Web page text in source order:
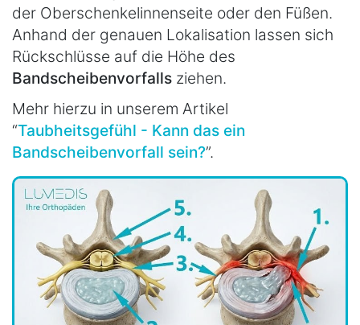
der Oberschenkelinnenseite oder den Füßen.
Anhand der genauen Lokalisation lassen sich
Rückschlüsse auf die Höhe des
Bandscheibenvorfalls ziehen.
Mehr hierzu in unserem Artikel
“Taubheitsgefühl - Kann das ein
Bandscheibenvorfall sein?”.